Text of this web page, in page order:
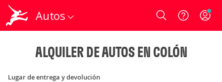
Autos Login
ALQUILER DE AUTOS EN COLÓN
Lugar de entrega y devolución